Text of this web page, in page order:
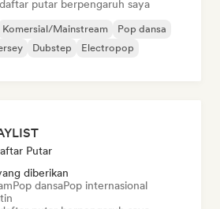
putar berpengaruh saya
Komersial/Mainstream
Pop dansa
Dubstep
Electropop
Putar
diberikan
Pop dansaPop internasional